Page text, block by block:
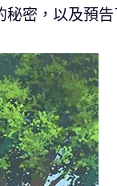
秘密，以及預